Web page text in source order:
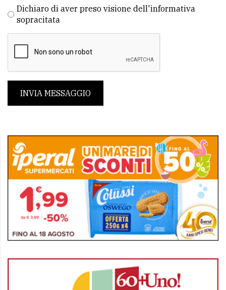
Dichiaro di aver preso visione dell'informativa
sopracitata
INVIA MESSAGGIO